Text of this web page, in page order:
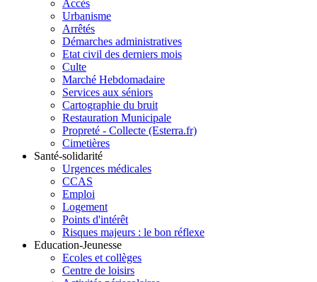
Accès
Urbanisme
Arrêtés
Démarches administratives
Etat civil des derniers mois
Culte
Marché Hebdomadaire
Services aux séniors
Cartographie du bruit
Restauration Municipale
Propreté - Collecte (Esterra.fr)
Cimetières
Santé-solidarité
Urgences médicales
CCAS
Emploi
Logement
Points d'intérêt
Risques majeurs : le bon réflexe
Education-Jeunesse
Ecoles et collèges
Centre de loisirs